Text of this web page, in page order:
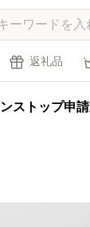
返礼品
ストップ申